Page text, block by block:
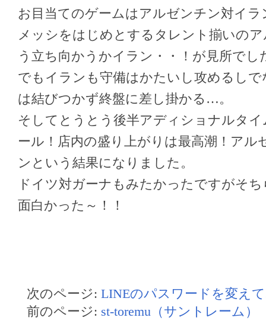
お目当てのゲームはアルゼンチン対イラ
メッシをはじめとするタレント揃いの
う立ち向かうかイラン・・！が見所でし
でもイランも守備はかたいし攻めるし
は結びつかず終盤に差し掛かる…。
そしてとうとう後半アディショナルタ
ール！店内の盛り上がりは最高潮！アル
ンという結果になりました。
ドイツ対ガーナもみたかったですがそ
面白かった～！！
次のページ: LINEのパスワードを変え
前のページ: st-toremu（サントレーム）